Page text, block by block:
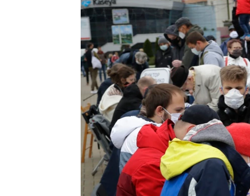
КРЫМ.НЕПОКОРЕННЫЙ
УКРАИНСКАЯ ПРОБЛЕМА КРЫМА